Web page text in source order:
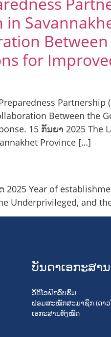
in
for
Between the
15 ກັນຍາ 2025 The
Province […]
2025 Year of
Underprivileged, and
ບັນດາເອກະສາ
ວິດິໂອຝຶກອົບຮົມ
ຟອມສະໝັກສະມາຊິກ (ດາວ
ເອກະສານທັງໝົດ